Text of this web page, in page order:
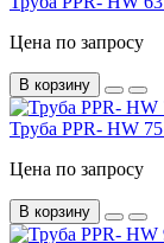
Цена по запросу
В корзину
Труба PPR- HW
Цена по запросу
В корзину